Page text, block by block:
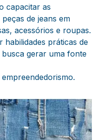
capacitar as
de jeans em
acessórios e roupas.
habilidades práticas de
gerar uma fonte